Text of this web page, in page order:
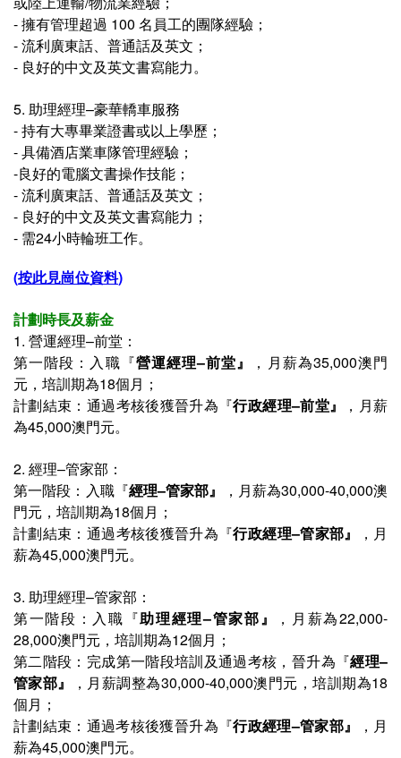
- 擁有管理超過 100 名員工的團隊經驗；
- 流利廣東話、普通話及英文；
- 良好的中文及英文書寫能力。
5. 助理經理–豪華轎車服務
-持有大專畢業證書或以上學歷；
- 具備酒店業車隊管理經驗；
-良好的電腦文書操作技能；
- 流利廣東話、普通話及英文；
- 良好的中文及英文書寫能力；
- 需24小時輪班工作。
(按此見崗位資料)
計劃時長及薪金
1. 營運經理–前堂：
第一階段： 入職 『營運經理–前堂』 ， 月薪為35,000澳門
元 ，培訓期為18個月；
計劃結束 ：通過考核後獲晉升為『行政經理–前堂』
，月薪
為45,000澳門元。
2. 經理–管家部 ：
第一階段：入職『經理–管家部』
，月薪為30,000-40,000澳
門元，培訓期為18個月；
計劃結束： 通過考核後獲晉升為『行政經理–管家部』
，月
薪為45,000澳門元。
3. 助理經理–管家部 ：
第一階段：入職『助理經理–管家部』
，月薪為22,000-
28,000澳門元，培訓期為12個月；
第二階段：完成第一階段培訓及通過考核，晉升為『經理–
管家部』
，月薪調整為30,000-40,000澳門元，培訓期為18
個月；
計劃結束： 通過考核後獲晉升為『行政經理–管家部​』
，月
薪為45,000澳門元。